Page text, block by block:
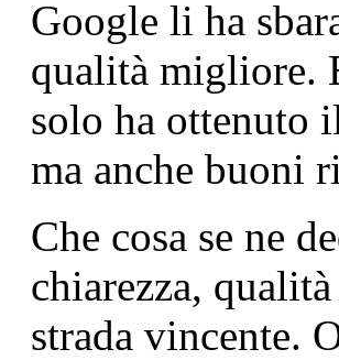
Google li ha
qualità migliore.
solo ha ottenuto
ma anche buoni
Che cosa se ne
chiarezza,
strada vincente.